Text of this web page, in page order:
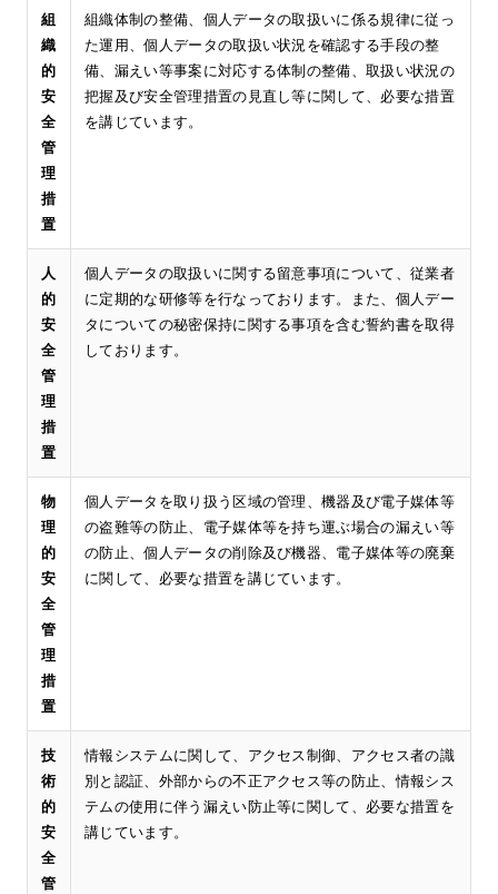
組
織
的
安
全
管
理
措
置
組織体制の整備、個人データの取扱いに係る規律に従っ
た運用、個人データの取扱い状況を確認する手段の整
備、漏えい等事案に対応する体制の整備、取扱い状況の
把握及び安全管理措置の見直し等に関して、必要な措置
を講じています。
人
的
安
全
管
理
措
置
個人データの取扱いに関する留意事項について、従業者
に定期的な研修等を行なっております。また、個人デー
タについての秘密保持に関する事項を含む誓約書を取得
しております。
物
理
的
安
全
管
理
措
置
個人データを取り扱う区域の管理、機器及び電子媒体等
の盗難等の防止、電子媒体等を持ち運ぶ場合の漏えい等
の防止、個人データの削除及び機器、電子媒体等の廃棄
に関して、必要な措置を講じています。
技
術
的
安
全
管
情報システムに関して、アクセス制御、アクセス者の識
別と認証、外部からの不正アクセス等の防止、情報シス
テムの使用に伴う漏えい防止等に関して、必要な措置を
講じています。